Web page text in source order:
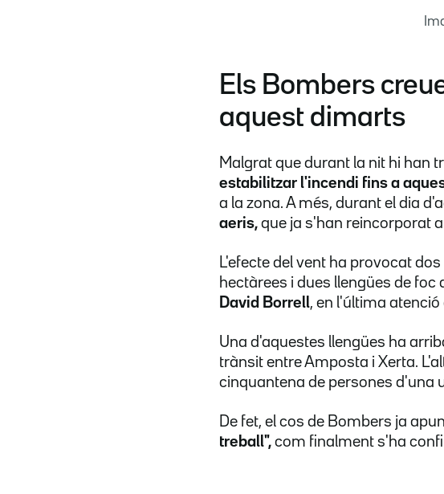
Els Bombers
aquest dimarts
Malgrat que durant la nit hi han
estabilitzar l'incendi fins a
a la zona. A més, durant el dia
aeris, que ja s'han reincorporat
L'efecte del vent ha provocat
hectàrees i dues llengües de
David Borrell, en l'última
Una d'aquestes llengües ha
trànsit entre Amposta i Xerta.
cinquantena de persones d'una
De fet, el cos de Bombers ja
treball", com finalment s'ha